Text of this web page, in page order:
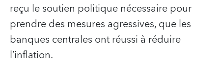
reçu le soutien politique nécessaire pour
prendre des mesures agressives, que les
banques centrales ont réussi à réduire
l’inflation.